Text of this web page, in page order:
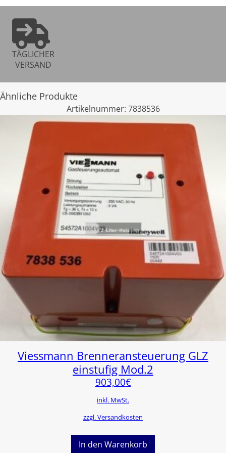
TÄGLICHER
VERSAND
Ähnliche Produkte
Artikelnummer: 7838536
Viessmann Brenneransteuerung GLZ
einstufig Mod.2
903,00€
inkl. MwSt.
zzgl. Versandkosten
In den Warenkorb